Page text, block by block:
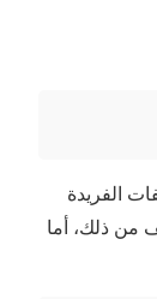
الفريدة
من ذلك، أما